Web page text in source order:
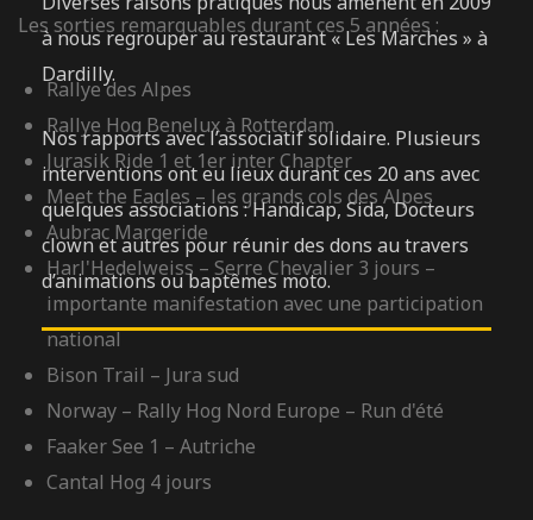
Les sorties remarquables durant ces 5 années :
Rallye des Alpes
Rallye Hog Benelux à Rotterdam
Jurasik Ride 1 et 1er inter Chapter
Meet the Eagles – les grands cols des Alpes
Aubrac Margeride
Harl'Hedelweiss – Serre Chevalier 3 jours –
importante manifestation avec une participation
national
Bison Trail – Jura sud
Norway – Rally Hog Nord Europe – Run d'été
Faaker See 1 – Autriche
Cantal Hog 4 jours
à nous regrouper au restaurant « Les Marches » à
Dardilly.
Nos rapports avec l’associatif solidaire. Plusieurs
interventions ont eu lieux durant ces 20 ans avec
quelques associations : Handicap, Sida, Docteurs
clown et autres pour réunir des dons au travers
d’animations ou baptêmes moto.